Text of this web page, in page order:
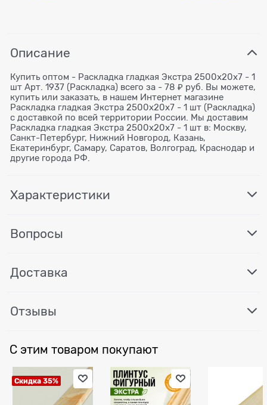
Описание
Купить оптом - Раскладка гладкая Экстра 2500x20x7 - 1
шт Арт. 1937 (Раскладка) всего за - 78 ₽ руб. Вы можете,
купить или заказать, в нашем Интернет магазине
Раскладка гладкая Экстра 2500x20x7 - 1 шт (Раскладка)
с доставкой по всей территории России. Мы доставим
Раскладка гладкая Экстра 2500x20x7 - 1 шт в: Москву,
Санкт-Петербург, Нижний Новгород, Казань,
Екатеринбург, Самару, Саратов, Волгоград, Краснодар и
другие города РФ.
Характеристики
Вопросы
Доставка
Отзывы
С этим товаром покупают
Скидка 35%